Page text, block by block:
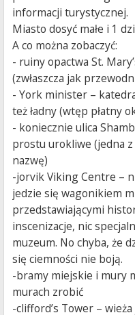
informacji turystycznej.
Miasto dosyć małe i 1
A co można zobaczyć:
- ruiny opactwa St.
(zwłaszcza jak
- York minister –
też ładny (wtęp płatny
- koniecznie ulica
prostu urokliwe (jedna z
nazwę)
-jorvik Viking Centre –
jedzie się wagonikiem
przedstawiającymi
inscenizacje, nic
muzeum. No chyba, że
się ciemności nie boją.
-bramy miejskie i mury
murach zrobić
-clifford’s Tower –